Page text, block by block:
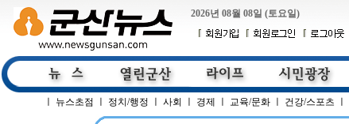
2026년 08월 08일 (토요일)
뉴스초점 정치/행정 사회 경제 교육/문화 건강/스포츠